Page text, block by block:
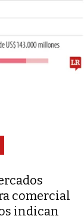
comercial
indican